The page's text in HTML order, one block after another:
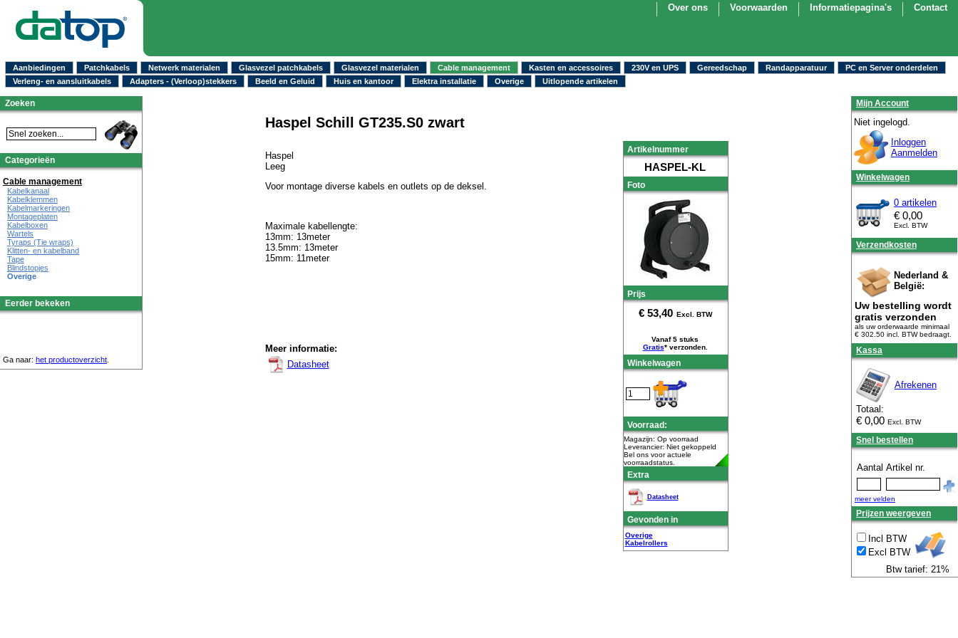
Contact
Informatiepagina's
Voorwaarden
Over ons
Aanbiedingen Patchkabels Netwerk materialen Glasvezel patchkabels Glasvezel materialen Cable management Kasten en accessoires 230V en UPS Gereedschap Randapparatuur
PC en Server onderdelen
Verleng- en aansluitkabels
Adapters - (Verloop)stekkers Beeld en Geluid Huis en kantoor Elektra installatie Overige Uitlopende artikelen
Haspel Schill GT235.S0 zwart
Artikelnummer
HASPEL-KL
Foto
Prijs
€ 53,40 Excl. BTW
Vanaf 5 stuks
Gratis* verzonden.
Winkelwagen
Voorraad:
Magazijn: Op voorraad
Leverancier: Niet gekoppeld
Bel ons voor actuele
voorraadstatus.
Extra
Datasheet
Gevonden in
Overige
Kabelrollers
Haspel
Leeg
Voor montage diverse kabels en outlets op de deksel.
Maximale kabellengte:
13mm: 13meter
13.5mm: 13meter
15mm: 11meter
Meer informatie:
Datasheet
Zoeken
Categorieën
Cable management
Kabelkanaal
Kabelklemmen
Kabelmarkeringen
Montageplaten
Kabelboxen
Wartels
Tyraps (Tie wraps)
Klitten- en kabelband
Tape
Blindstopjes
Overige
Eerder bekeken
Ga naar: het productoverzicht
Mijn Account
Niet ingelogd.
Inloggen
Aanmelden
Winkelwagen
0 artikelen
€ 0,00
Excl. BTW
Verzendkosten
Nederland &
België:
Uw bestelling wordt
gratis verzonden
als uw orderwaarde minimaal
€ 302.50 incl. BTWbedraagt.
Kassa
Afrekenen
Totaal:
€ 0,00 Excl. BTW
Snel bestellen
Aantal Artikel nr.
meer velden
Prijzen weergeven
Incl BTW
Excl BTW
Btw tarief: 21%